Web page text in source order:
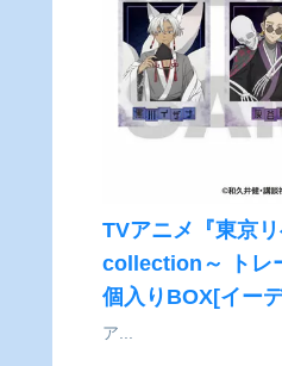
TVアニメ『東京
collection～ トレ
個入りBOX[イー
ア...